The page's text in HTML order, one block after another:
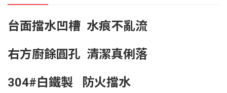
台面擋水凹槽 水痕不亂流
右方廚餘圓孔 清潔真俐落
304#白鐵製 防火擋水